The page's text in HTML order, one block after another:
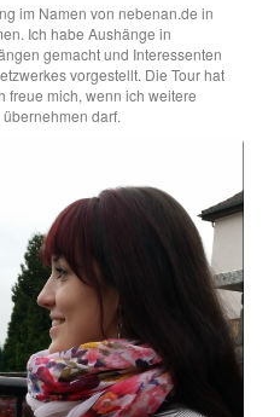
im Namen von nebenan.de in
Ich habe Aushänge in
gemacht und Interessenten
vorgestellt. Die Tour hat
freue mich, wenn ich weitere
darf.